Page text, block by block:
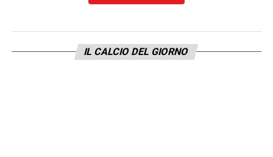
IL CALCIO DEL GIORNO